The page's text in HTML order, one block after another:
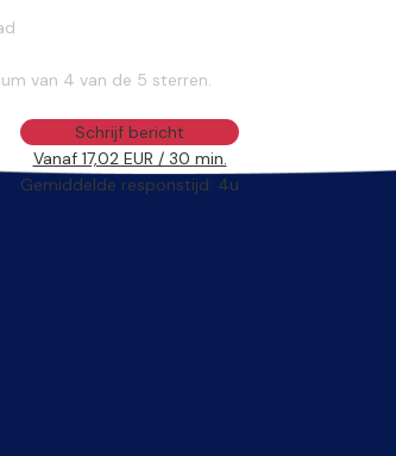
van 4 van de 5 sterren.
Schrijf bericht
Vanaf 17,02 EUR / 30 min.
Gemiddelde responstijd: 4u